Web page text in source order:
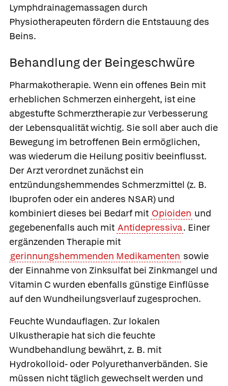
Lymphdrainagemassagen durch
Physiotherapeuten fördern die Entstauung des
Beins.
Behandlung der Beingeschwüre
Pharmakotherapie. Wenn ein offenes Bein mit
erheblichen Schmerzen einhergeht, ist eine
abgestufte Schmerztherapie zur Verbesserung
der Lebensqualität wichtig. Sie soll aber auch die
Bewegung im betroffenen Bein ermöglichen,
was wiederum die Heilung positiv beeinflusst.
Der Arzt verordnet zunächst ein
entzündungshemmendes Schmerzmittel (z. B.
Ibuprofen oder ein anderes NSAR) und
kombiniert dieses bei Bedarf mit Opioiden und
gegebenenfalls auch mit Antidepressiva. Einer
ergänzenden Therapie mit
gerinnungshemmenden Medikamenten sowie
der Einnahme von Zinksulfat bei Zinkmangel und
Vitamin C wurden ebenfalls günstige Einflüsse
auf den Wundheilungsverlauf zugesprochen.
Feuchte Wundauflagen. Zur lokalen
Ulkustherapie hat sich die feuchte
Wundbehandlung bewährt, z. B. mit
Hydrokolloid- oder Polyurethanverbänden. Sie
müssen nicht täglich gewechselt werden und